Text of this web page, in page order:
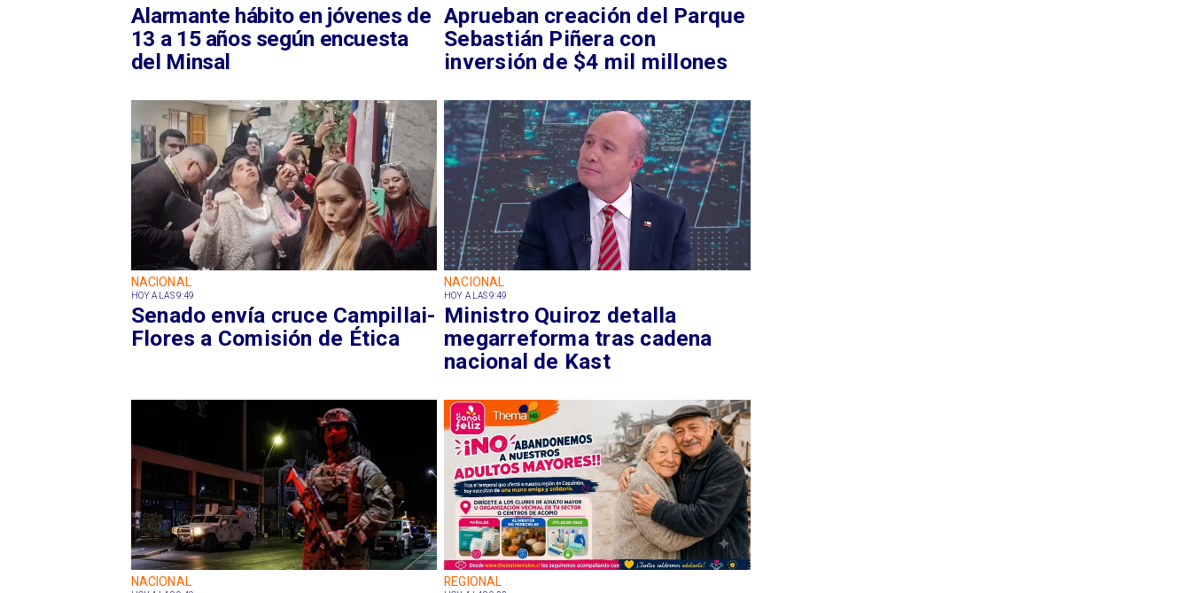
Alarmante hábito en jóvenes de
13 a 15 años según encuesta
del Minsal
Aprueban creación del Parque
Sebastián Piñera con
inversión de $4 mil millones
NACIONAL
HOY A LAS 9:49
Senado envía cruce Campillai-
Flores a Comisión de Ética
NACIONAL
HOY A LAS 9:49
Ministro Quiroz detalla
megarreforma tras cadena
nacional de Kast
NACIONAL REGIONAL